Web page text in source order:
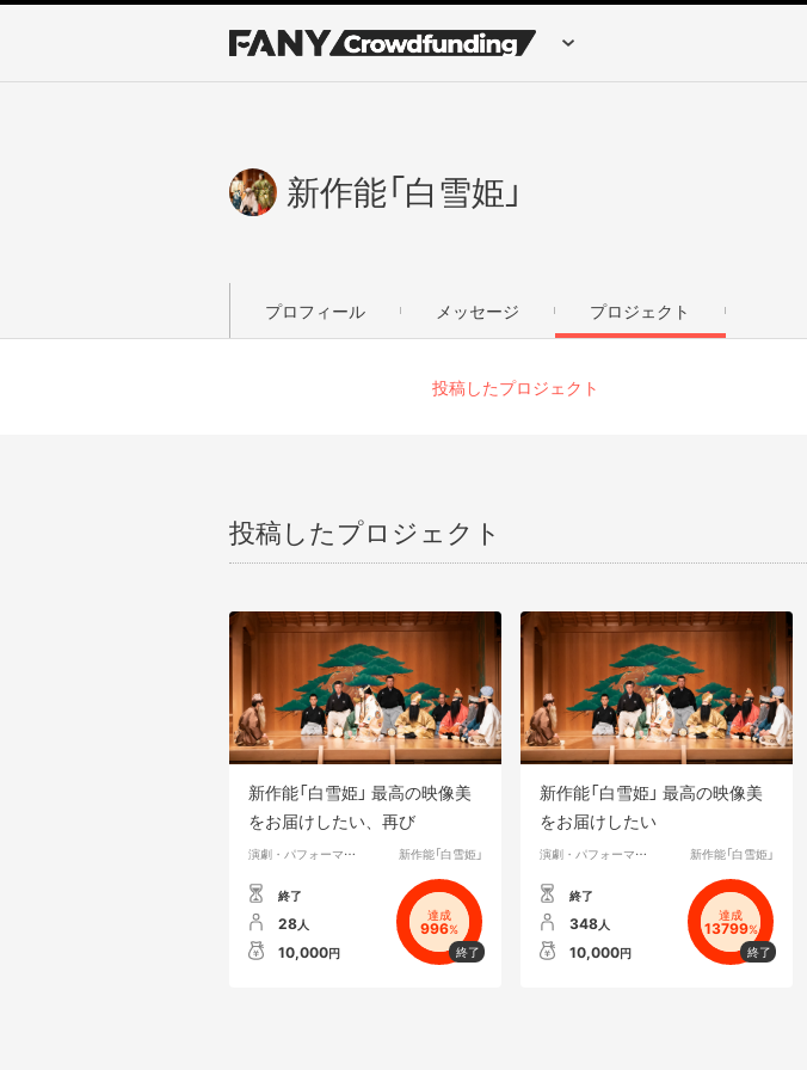
新作能「白雪姫」
プロフィール メッセージ プロジェクト
投稿したプロジェクト
投稿したプロジェクト
新作能「白雪姫」 最高の映像美
をお届けしたい、再び
演劇・パフォーマンス 新作能「白雪姫」
終了
28人
10,000円
達成
996%
新作能「白雪姫」 最高の映像美
をお届けしたい
演劇・パフォーマンス 新作能「白雪姫」
終了
348人
10,000円
達成
13799%